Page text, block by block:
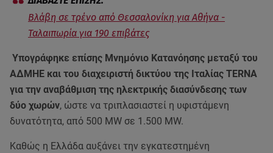
Βλάβη σε τρένο από Θεσσαλονίκη για Αθήνα -
Ταλαιπωρία για 190 επιβάτες
Υπογράφηκε επίσης Μνημόνιο Κατανόησης μεταξύ του
ΑΔΜΗΕ και του διαχειριστή δικτύου της Ιταλίας TERNA
για την αναβάθμιση της ηλεκτρικής διασύνδεσης των
δύο χωρών, ώστε να τριπλασιαστεί η υφιστάμενη
δυνατότητα, από 500 MW σε 1.500 MW.
Καθώς η Ελλάδα αυξάνει την εγκατεστημένη